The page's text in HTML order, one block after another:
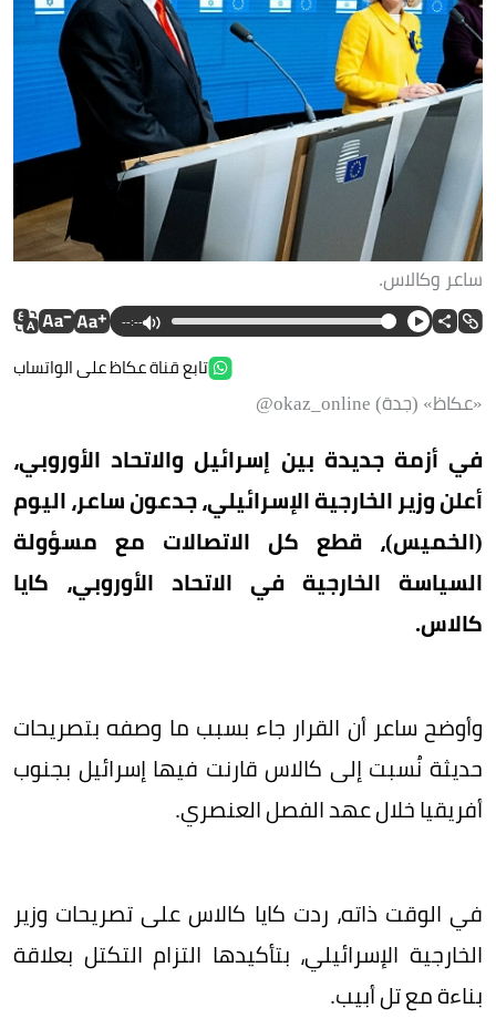
ساعر وكالاس.
--:--
تابع قناة عكاظ على الواتساب
«عكاظ» (جدة) okaz_online@
في أزمة جديدة بين إسرائيل والاتحاد الأوروبي،
أعلن وزير الخارجية الإسرائيلي، جدعون ساعر، اليوم
(الخميس)، قطع كل الاتصالات مع مسؤولة
السياسة الخارجية في الاتحاد الأوروبي، كايا
كالاس.
وأوضح ساعر أن القرار جاء بسبب ما وصفه بتصريحات
حديثة نُسبت إلى كالاس قارنت فيها إسرائيل بجنوب
أفريقيا خلال عهد الفصل العنصري.
في الوقت ذاته، ردت كايا كالاس على تصريحات وزير
الخارجية الإسرائيلي، بتأكيدها التزام التكتل بعلاقة
بناءة مع تل أبيب.